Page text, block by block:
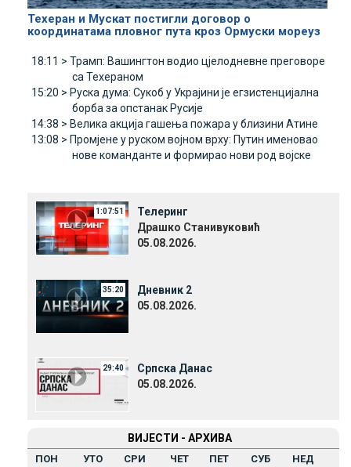
Техеран и Мускат постигли договор о
координатама пловног пута кроз Ормуски мореуз
18:11 > Трамп: Вашингтон водио цјелодневне преговоре
са Техераном
15:20 > Руска дума: Сукоб у Украјини је егзистенцијална
борба за опстанак Русије
14:38 > Велика акција гашења пожара у близини Атине
13:08 > Промјене у руском војном врху: Путин именовао
нове команданте и формирао нови род војске
1:07:51
Телеринг
Драшко Станивуковић
05.08.2026.
35:20
Дневник 2
05.08.2026.
29:40
Српска Данас
05.08.2026.
ВИЈЕСТИ - АРХИВА
ПОН УТО СРИ ЧЕТ ПЕТ СУБ НЕД